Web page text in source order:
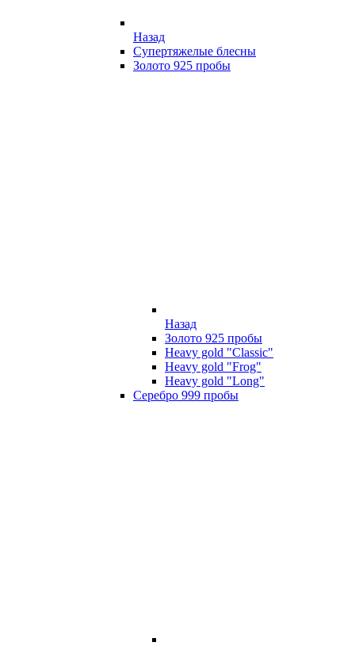
Назад
Супертяжелые блесны
Золото 925 пробы
Назад
Золото 925 пробы
Heavy gold "Classic"
Heavy gold "Frog"
Heavy gold "Long"
Серебро 999 пробы